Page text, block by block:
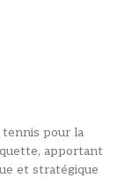
pour la
apportant
et stratégique